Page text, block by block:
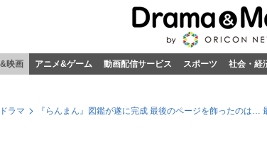
&映画 アニメ&ゲーム 動画配信サービス スポーツ 社会・経
ドラマ 『らんまん』図鑑が遂に完成 最後のページを飾ったのは…